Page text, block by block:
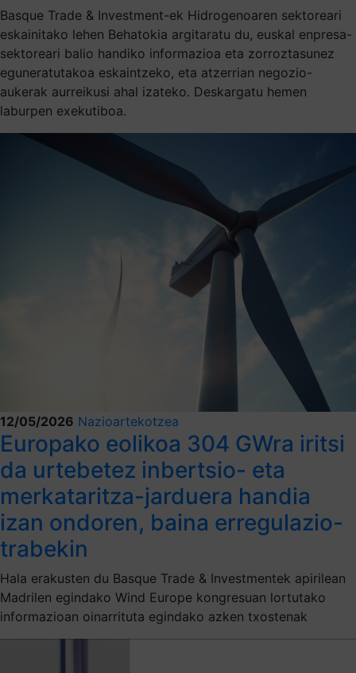
Basque Trade & Investment-ek Hidrogenoaren sektoreari
eskainitako lehen Behatokia argitaratu du, euskal enpresa-
sektoreari balio handiko informazioa eta zorroztasunez
eguneratutakoa eskaintzeko, eta atzerrian negozio-
aukerak aurreikusi ahal izateko. Deskargatu hemen
laburpen exekutiboa.
12/05/2026 Nazioartekotzea
Europako eolikoa 304 GWra iritsi
da urtebetez inbertsio- eta
merkataritza-jarduera handia
izan ondoren, baina erregulazio-
trabekin
Hala erakusten du Basque Trade & Investmentek apirilean
Madrilen egindako Wind Europe kongresuan lortutako
informazioan oinarrituta egindako azken txostenak